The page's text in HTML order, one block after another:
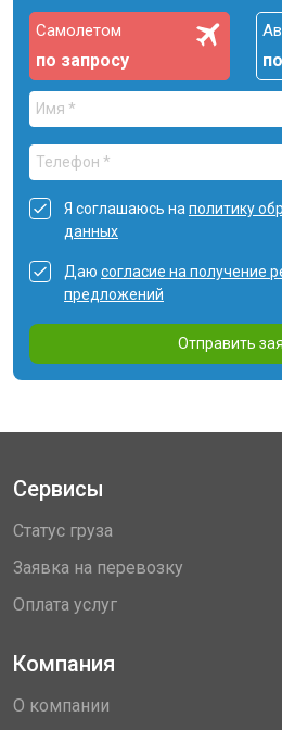
Самолетом
по запросу
Я соглашаюсь на политику
данных
Даю согласие на получение
предложений
Отправить
Сервисы
Статус груза
Заявка на перевозку
Оплата услуг
Компания
О компании